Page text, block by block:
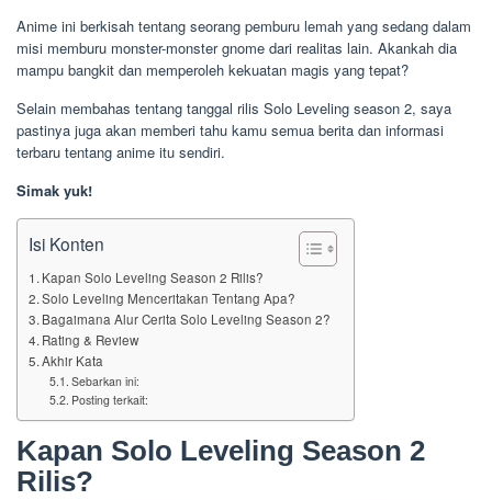
Anime ini berkisah tentang seorang pemburu lemah yang sedang dalam
misi memburu monster-monster gnome dari realitas lain. Akankah dia
mampu bangkit dan memperoleh kekuatan magis yang tepat?
Selain membahas tentang tanggal rilis Solo Leveling season 2, saya
pastinya juga akan memberi tahu kamu semua berita dan informasi
terbaru tentang anime itu sendiri.
Simak yuk!
Isi Konten
Kapan Solo Leveling Season 2 Rilis?
Solo Leveling Menceritakan Tentang Apa?
Bagaimana Alur Cerita Solo Leveling Season 2?
Rating & Review
Akhir Kata
Sebarkan ini:
Posting terkait:
Kapan Solo Leveling Season 2
Rilis?